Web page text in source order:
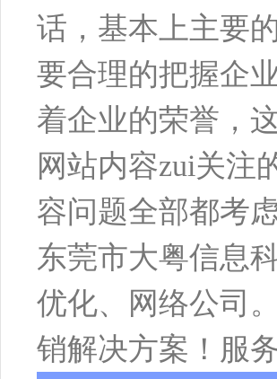
话，基本上主要
要合理的把握企
着企业的荣誉，
网站内容zui关注
容问题全部都考
东莞市大粤信息
优化、网络公司
销解决方案！服